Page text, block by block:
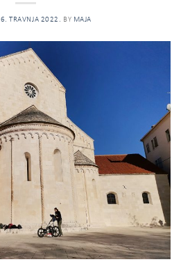
6. TRAVNJA 2022. BY MAJA